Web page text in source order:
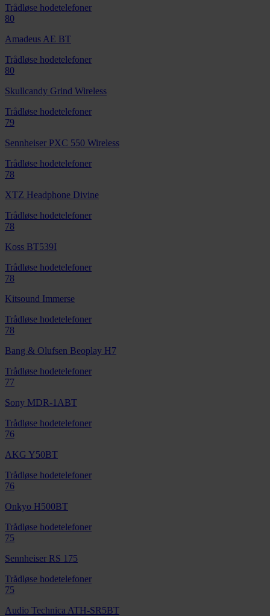
Trådløse hodetelefoner
80
Amadeus AE BT
Trådløse hodetelefoner
80
Skullcandy Grind Wireless
Trådløse hodetelefoner
79
Sennheiser PXC 550 Wireless
Trådløse hodetelefoner
78
XTZ Headphone Divine
Trådløse hodetelefoner
78
Koss BT539I
Trådløse hodetelefoner
78
Kitsound Immerse
Trådløse hodetelefoner
78
Bang & Olufsen Beoplay H7
Trådløse hodetelefoner
77
Sony MDR-1ABT
Trådløse hodetelefoner
76
AKG Y50BT
Trådløse hodetelefoner
76
Onkyo H500BT
Trådløse hodetelefoner
75
Sennheiser RS 175
Trådløse hodetelefoner
75
Audio Technica ATH-SR5BT